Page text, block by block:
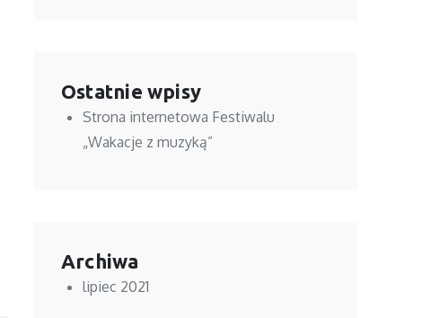
Ostatnie wpisy
Strona internetowa Festiwalu
„Wakacje z muzyką”
Archiwa
lipiec 2021